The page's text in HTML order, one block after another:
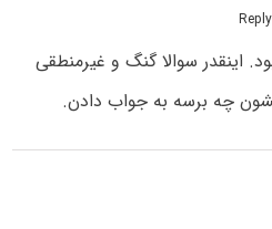
اینقدر سوالا گنگ و غیرمنطقی
چه برسه به جواب دادن.